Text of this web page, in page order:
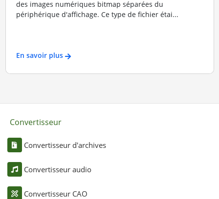
des images numériques bitmap séparées du
périphérique d'affichage. Ce type de fichier étai...
En savoir plus
Convertisseur
Convertisseur d'archives
Convertisseur audio
Convertisseur CAO